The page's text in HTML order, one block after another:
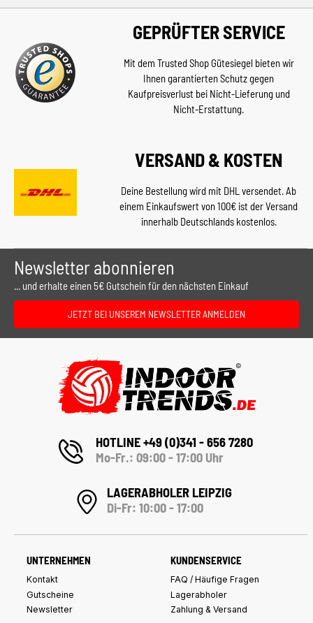
GEPRÜFTER SERVICE
Mit dem Trusted Shop Gütesiegel bieten wir
Ihnen garantierten Schutz gegen
Kaufpreisverlust bei Nicht-Lieferung und
Nicht-Erstattung.
VERSAND & KOSTEN
Deine Bestellung wird mit DHL versendet. Ab
einem Einkaufswert von 100€ ist der Versand
innerhalb Deutschlands kostenlos.
Newsletter abonnieren
... und erhalte einen 5€ Gutschein für den nächsten Einkauf
JETZT BEI UNSEREM NEWSLETTER ANMELDEN
HOTLINE +49 (0)341 - 656 7280
Mo-Fr.: 09:00 - 17:00 Uhr
LAGERABHOLER LEIPZIG
Di-Fr: 10:00 - 17:00
UNTERNEHMEN
Kontakt
Gutscheine
Newsletter
KUNDENSERVICE
FAQ / Häufige Fragen
Lagerabholer
Zahlung & Versand